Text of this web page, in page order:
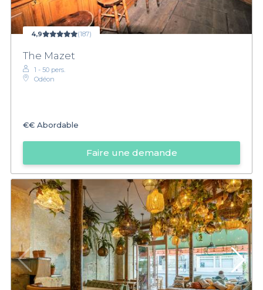
4,9 (187)
The Mazet
1 - 50 pers.
Odéon
€€ Abordable
Faire une demande